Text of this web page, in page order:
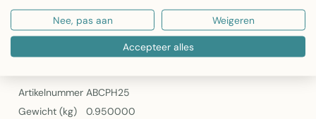
Duurzaam en natuurlijk hout
Cake Standaard hout dia 25cm van Mars & More
Specificaties
Artikelnummer ABCPH25
Gewicht (kg)
0.950000
Nee, pas aan Weigeren
Accepteer alles